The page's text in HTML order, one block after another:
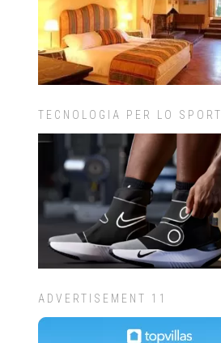
TECNOLOGIA PER LO SPORT
ADVERTISEMENT 11